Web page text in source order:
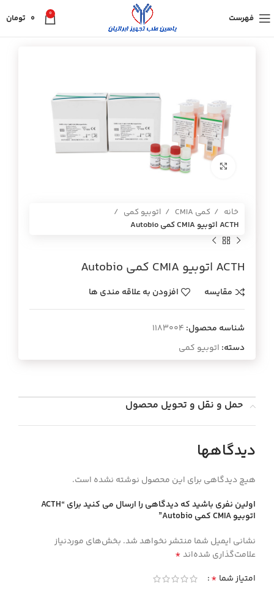
فهرست 0
0 تومان
برای بزرگنمایی کلیک کنید
خانه کمی CMIA
اتوبیو کمی
ACTH اتوبيو CMIA كمي Autobio
ACTH اتوبيو CMIA كمي Autobio
مقایسه افزودن به علاقه مندی ها
شناسه محصول: 1183004
دسته: اتوبیو کمی
حمل و نقل و تحویل محصول
دیدگاهها
هیچ دیدگاهی برای این محصول نوشته نشده است.
اولین نفری باشید که دیدگاهی را ارسال می کنید برای “ACTH
اتوبيو CMIA كمي Autobio”
نشانی ایمیل شما منتشر نخواهد شد. بخش‌های موردنیاز
علامت‌گذاری شده‌اند*
امتیاز شما *